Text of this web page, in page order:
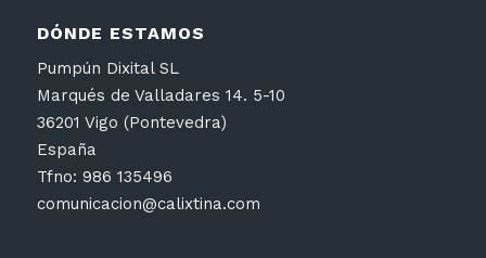
DÓNDE ESTAMOS
Pumpún Dixital SL
Marqués de Valladares 14. 5-10
36201 Vigo (Pontevedra)
España
Tfno: 986 135496
comunicacion@calixtina.com